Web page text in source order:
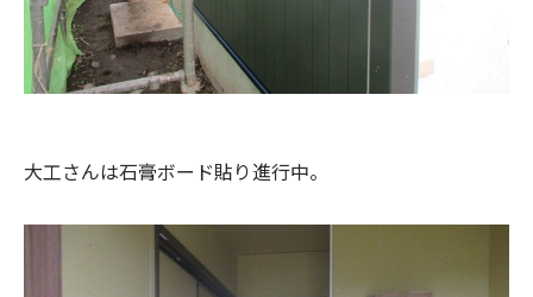
大工さんは石膏ボード貼り進行中。